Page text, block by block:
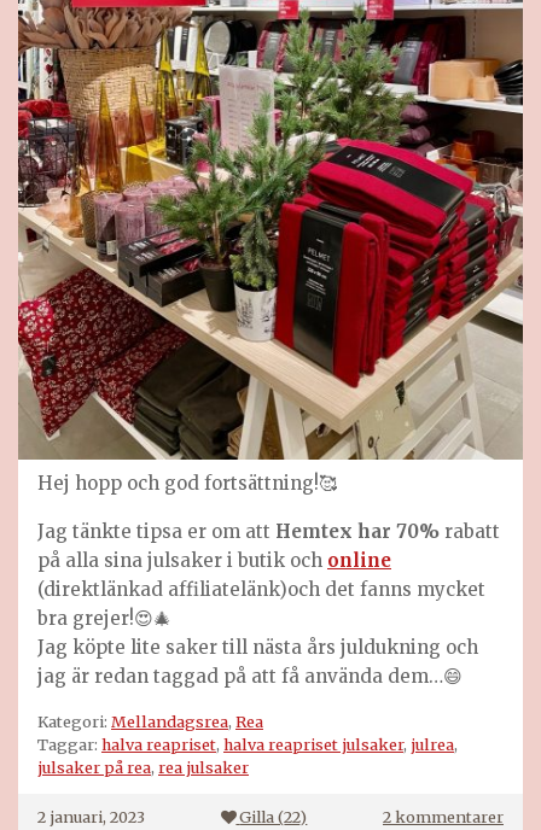
Hej hopp och god fortsättning!🥰
Jag tänkte tipsa er om att Hemtex har 70% rabatt
på alla sina julsaker i butik och online
(direktlänkad affiliatelänk)och det fanns mycket
bra grejer!😍🎄
Jag köpte lite saker till nästa års juldukning och
jag är redan taggad på att få använda dem…😄
Kategori: Mellandagsrea, Rea
Taggar: halva reapriset, halva reapriset julsaker, julrea,
julsaker på rea, rea julsaker
2 januari, 2023 Gilla (22) 2 kommentarertill